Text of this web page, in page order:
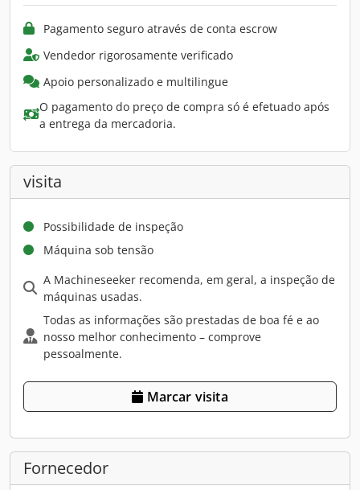
Pagamento seguro através de conta escrow
Vendedor rigorosamente verificado
Apoio personalizado e multilingue
O pagamento do preço de compra só é efetuado após
a entrega da mercadoria.
visita
Possibilidade de inspeção
Máquina sob tensão
A Machineseeker recomenda, em geral, a inspeção de
máquinas usadas.
Todas as informações são prestadas de boa fé e ao
nosso melhor conhecimento – comprove
pessoalmente.
Marcar visita
Fornecedor